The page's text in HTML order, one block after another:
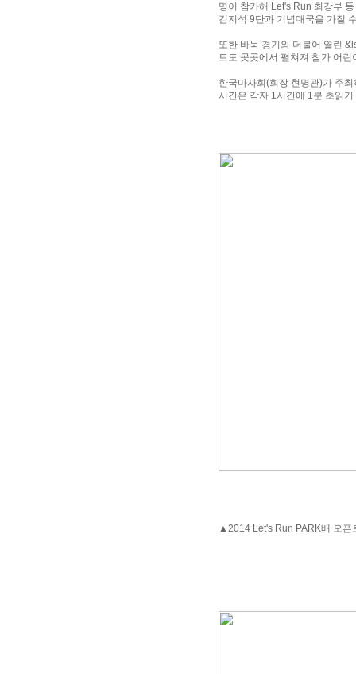
명이 참가해 Let's Run 최강부
김지석 9단과 기념대국을 가질
또한 바둑 경기와 더불어 열린
트도 곳곳에서 펼쳐져 참가 어
한국마사회(회장 현명관)가 주
시간은 각자 1시간에 1분 초읽
▲2014 Let's Run PARK배 오픈